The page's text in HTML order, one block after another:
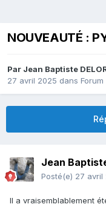
NOUVEAUTÉ :
Par Jean Baptiste
27 avril 2025 dans
Jean
Posté(e) 27 avril
Il a vraisemblablement